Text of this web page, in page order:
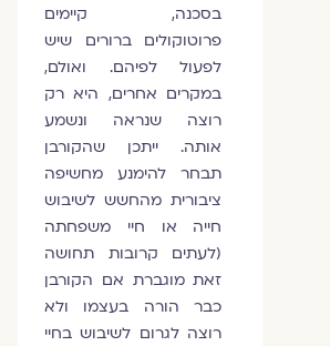
בסכנה, קיימים
פרוטוקולים ברורים שיש
לפעול לפיהם. ואולם,
במקרים אחרים, היא רק
רוצה שנראה ונשמע
אותה. ייתכן שהקורבן
תבחר להימנע מחשיפה
ציבורית מהחשש לשיבוש
חייה או חיי משפחתה
(לעתים קרובות תחושה
זאת מוגברת אם הקורבן
כבר הורה בעצמו ולא
רוצה לגרום לשיבוש בחיי